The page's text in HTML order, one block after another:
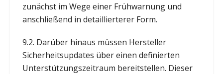
zunächst im Wege einer Frühwarnung und
anschließend in detaillierterer Form.
9.2. Darüber hinaus müssen Hersteller
Sicherheitsupdates über einen definierten
Unterstützungszeitraum bereitstellen. Dieser